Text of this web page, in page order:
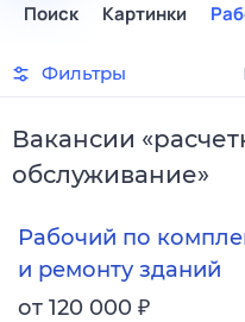
Поиск Картинки
Фильтры
Вакансии «
обслуживание»
Рабочий по
и ремонту зданий
от 120 000 ₽